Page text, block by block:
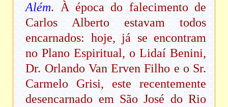
Além. À época do falecimento de
Carlos Alberto estavam todos
encarnados: hoje, já se encontram
no Plano Espiritual, o Lidaí Benini,
Dr. Orlando Van Erven Filho e o Sr.
Carmelo Grisi, este recentemente
desencarnado em São José do Rio